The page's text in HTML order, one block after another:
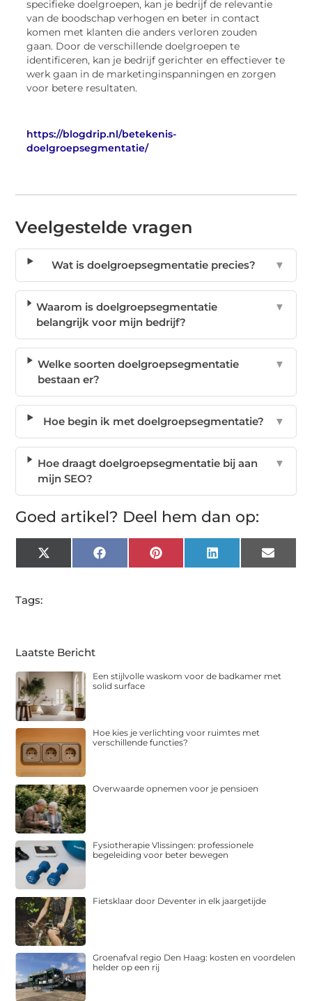
specifieke doelgroepen, kan je bedrijf de relevantie
van de boodschap verhogen en beter in contact
komen met klanten die anders verloren zouden
gaan. Door de verschillende doelgroepen te
identificeren, kan je bedrijf gerichter en effectiever te
werk gaan in de marketinginspanningen en zorgen
voor betere resultaten.
https://blogdrip.nl/betekenis-
doelgroepsegmentatie/
Veelgestelde vragen
Wat is doelgroepsegmentatie precies? ▼
Waarom is doelgroepsegmentatie
belangrijk voor mijn bedrijf?
▼
Welke soorten doelgroepsegmentatie
bestaan er?
▼
Hoe begin ik met doelgroepsegmentatie? ▼
Hoe draagt doelgroepsegmentatie bij aan
mijn SEO?
▼
Goed artikel? Deel hem dan op:
X
(Twitter)
FacebookPinterest LinkedIn Email
Tags:
Laatste Bericht
Een stijlvolle waskom voor de badkamer met
solid surface
Hoe kies je verlichting voor ruimtes met
verschillende functies?
Overwaarde opnemen voor je pensioen
Fysiotherapie Vlissingen: professionele
begeleiding voor beter bewegen
Fietsklaar door Deventer in elk jaargetijde
Groenafval regio Den Haag: kosten en voordelen
helder op een rij